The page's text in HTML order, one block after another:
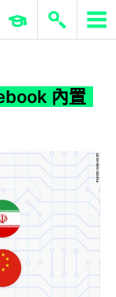
ERP 與商業 AI
內置